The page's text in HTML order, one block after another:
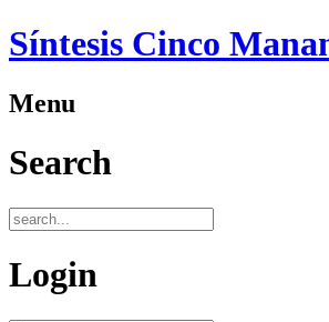
Síntesis Cinco
Menu
Search
Login